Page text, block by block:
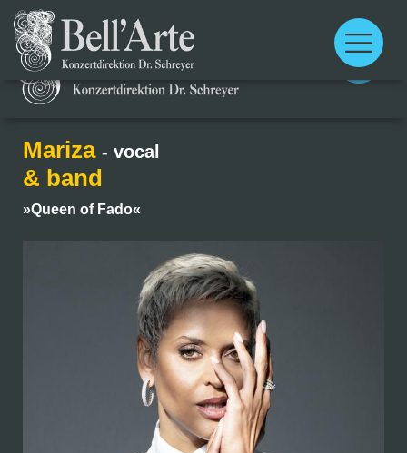
Main
menu
Main
menu
Mariza - vocal
& band
»Queen of Fado«